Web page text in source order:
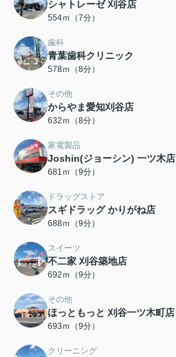
シャトレーゼ 刈谷店
554ｍ（7分）
歯科
青葉歯科クリニック
578ｍ（8分）
その他
からやま愛知刈谷店
632ｍ（8分）
家電製品
Joshin(ジョーシン) 一ツ木店
681ｍ（9分）
ドラッグストア
スギドラッグ かりがね店
688ｍ（9分）
スイーツ
不二家 刈谷築地店
692ｍ（9分）
その他
ほっともっと 刈谷一ツ木町店
693ｍ（9分）
クリーニング